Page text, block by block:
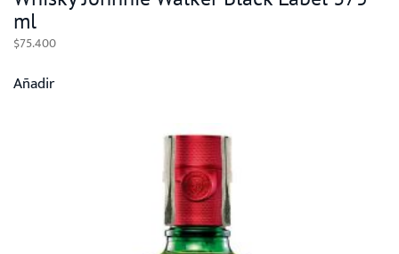
ml
$75.400
Añadir